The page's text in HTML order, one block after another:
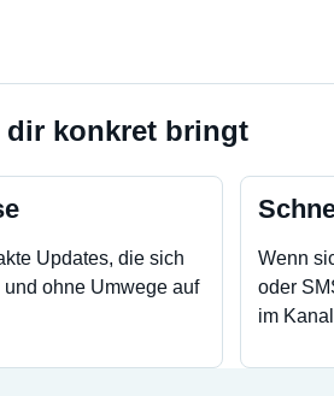
dir konkret bringt
Updates, die sich
ohne Umwege auf
Wenn
oder
im